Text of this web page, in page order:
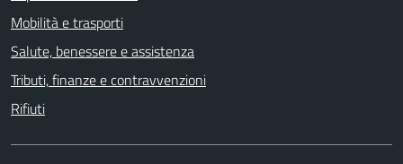
Mobilità e trasporti
Salute, benessere e assistenza
Tributi, finanze e contravvenzioni
Rifiuti